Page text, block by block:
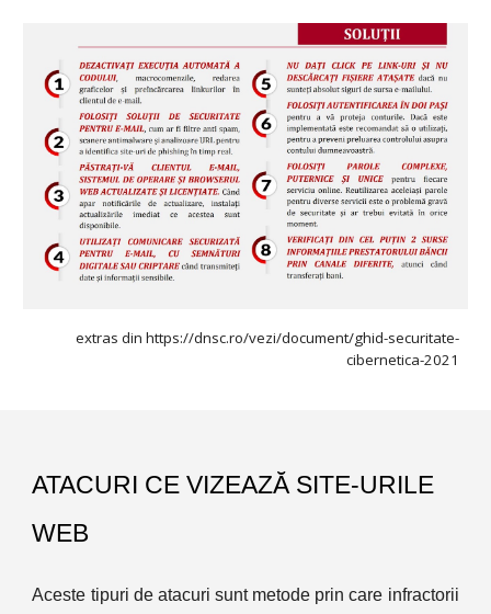
extras din https://dnsc.ro/vezi/document/ghid-securitate-
cibernetica-2021
ATACURI CE VIZEAZĂ SITE-URILE
WEB
Aceste tipuri de atacuri sunt metode prin care infractorii